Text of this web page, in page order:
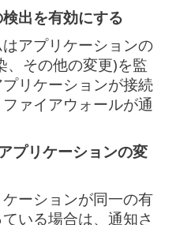
出を有効にする
アプリケーションの
、その他の変更)を監
リケーションが接続
ァイアウォールが通
プリケーションの変
ーションが同一の有
いる場合は、通知さ